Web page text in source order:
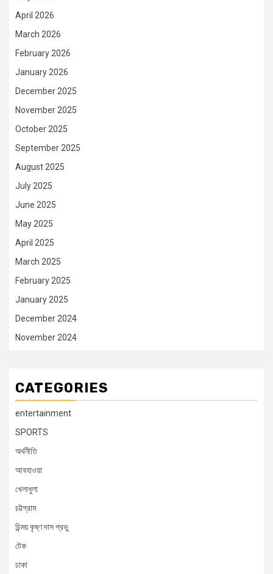
April 2026
March 2026
February 2026
January 2026
December 2025
November 2025
October 2025
September 2025
August 2025
July 2025
June 2025
May 2025
April 2025
March 2025
February 2025
January 2025
December 2024
November 2024
CATEGORIES
entertainment
SPORTS
অর্থনীতি
আবহাওয়া
খেলাধুলা
চট্টগ্রাম
চিন্ময় কৃষ্ণ দাস প্রভু
টেক
ঢাকা